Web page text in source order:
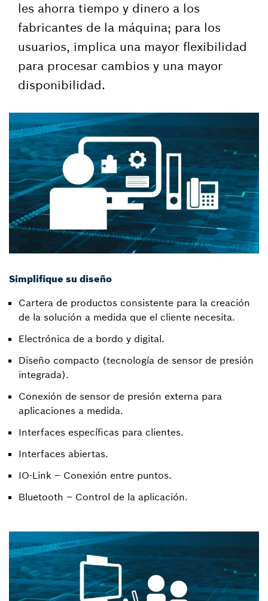
les ahorra tiempo y dinero a los
fabricantes de la máquina; para los
usuarios, implica una mayor flexibilidad
para procesar cambios y una mayor
disponibilidad.
Simplifique su diseño
Cartera de productos consistente para la creación
de la solución a medida que el cliente necesita.
Electrónica de a bordo y digital.
Diseño compacto (tecnología de sensor de presión
integrada).
Conexión de sensor de presión externa para
aplicaciones a medida.
Interfaces específicas para clientes.
Interfaces abiertas.
IO-Link – Conexión entre puntos.
Bluetooth – Control de la aplicación.